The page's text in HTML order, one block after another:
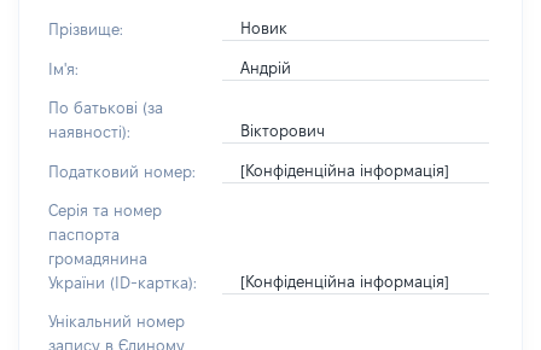
Прізвище: Новик
Ім'я: Андрій
По батькові (за
наявності):
Вікторович
Податковий номер: [Конфіденційна інформація]
Серія та номер
паспорта
громадянина
України (ID-картка):
[Конфіденційна інформація]
Унікальний номер
запису в Єдиному